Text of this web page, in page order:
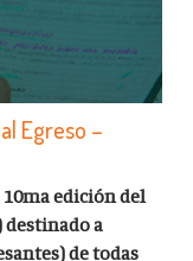
Egreso –
10ma edición del
destinado a
de todas